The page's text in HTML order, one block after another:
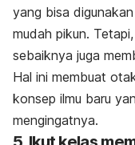
yang bisa
mudah pikun.
sebaiknya juga
Hal ini membuat
konsep ilmu baru
mengingatnya.